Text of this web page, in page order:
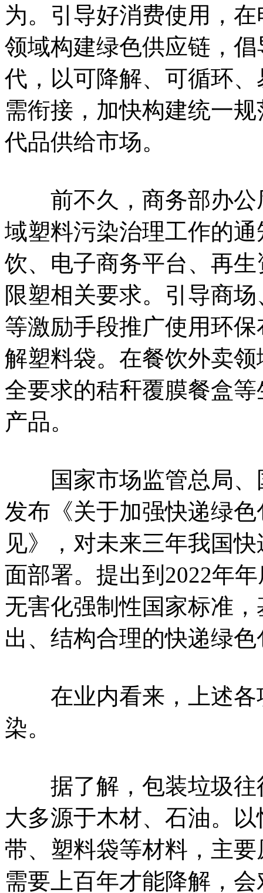
为。引导好消费使用，
领域构建绿色供应链，
代，以可降解、可循环
需衔接，加快构建统一
代品供给市场。
前不久，商务部办公
域塑料污染治理工作的
饮、电子商务平台、再
限塑相关要求。引导商
等激励手段推广使用环
解塑料袋。在餐饮外卖
全要求的秸秆覆膜餐盒
产品。
国家市场监管总局、
发布《关于加强快递绿
见》，对未来三年我国
面部署。提出到2022年
无害化强制性国家标准
出、结构合理的快递绿
在业内看来，上述各
染。
据了解，包装垃圾往
大多源于木材、石油。
带、塑料袋等材料，主
需要上百年才能降解，